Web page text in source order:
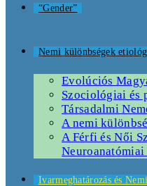
“Gender”
Nemi különbségek
Evolúciós
Szociológiai és
Társadalmi
A nemi
A Férfi és Női
Ivarmeghatározás és